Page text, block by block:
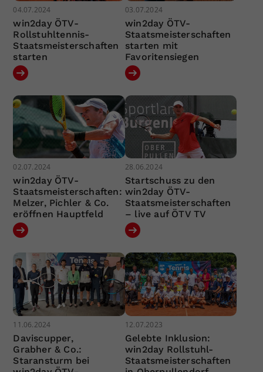
04.07.2024
win2day ÖTV-
Rollstuhltennis-
Staatsmeisterschaften
starten
03.07.2024
win2day ÖTV-
Staatsmeisterschaften
starten mit
Favoritensiegen
02.07.2024
win2day ÖTV-
Staatsmeisterschaften:
Melzer, Pichler & Co.
eröffnen Hauptfeld
28.06.2024
Startschuss zu den
win2day ÖTV-
Staatsmeisterschaften
– live auf ÖTV TV
11.06.2024
Daviscupper,
Grabher & Co.:
Staransturm bei
12.07.2023
Gelebte Inklusion:
win2day Rollstuhl-
Staatsmeisterschaften